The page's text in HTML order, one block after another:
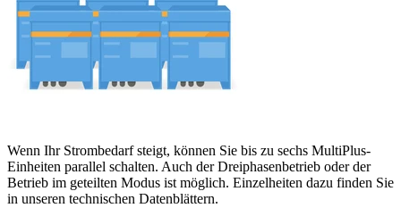
Wenn Ihr Strombedarf steigt, können Sie bis zu sechs MultiPlus-
Einheiten parallel schalten. Auch der Dreiphasenbetrieb oder der
Betrieb im geteilten Modus ist möglich. Einzelheiten dazu finden Sie
in unseren technischen Datenblättern.